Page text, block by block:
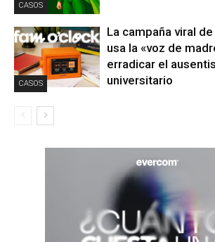
CASOS
CASOS
La campaña viral
usa la «voz de
erradicar el
universitario